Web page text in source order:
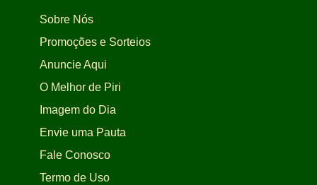
Sobre Nós
Promoções e Sorteios
Anuncie Aqui
O Melhor de Piri
Imagem do Dia
Envie uma Pauta
Fale Conosco
Termo de Uso